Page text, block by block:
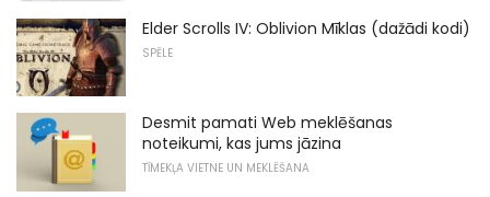
Elder Scrolls IV: Oblivion Mīklas (dažādi kodi)
SPĒLE
Desmit pamati Web meklēšanas
noteikumi, kas jums jāzina
TĪMEKĻA VIETNE UN MEKLĒŠANA